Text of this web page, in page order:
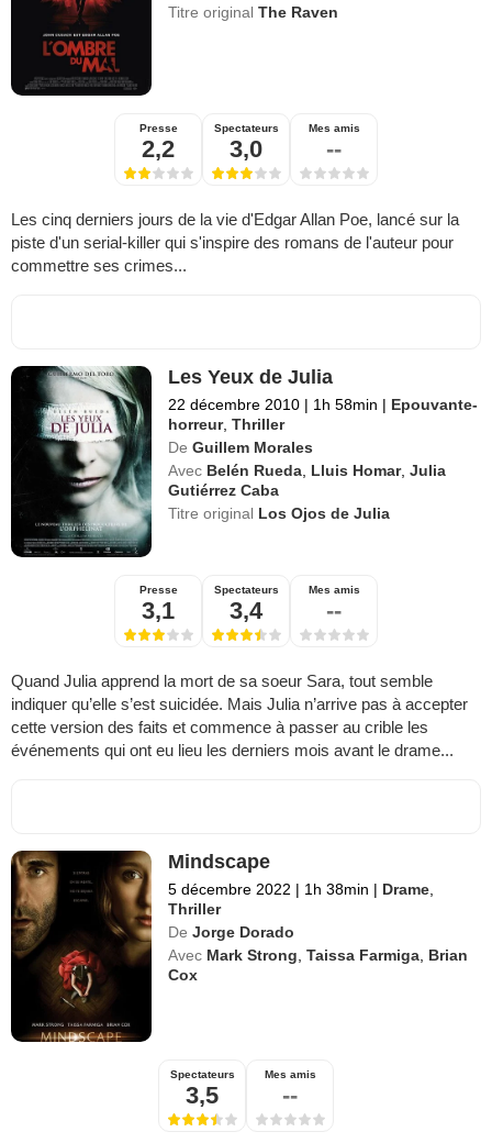
Titre originalThe Raven
Presse
2,2
Spectateurs
3,0
Mes amis
--
Les cinq derniers jours de la vie d'Edgar Allan Poe, lancé sur la
piste d'un serial-killer qui s'inspire des romans de l'auteur pour
commettre ses crimes...
Les Yeux de Julia
22 décembre 2010 | 1h 58min | Epouvante-
horreur,Thriller
De Guillem Morales
Avec Belén Rueda, Lluis Homar,Julia
Gutiérrez Caba
Titre original Los Ojos de Julia
Presse
3,1
Spectateurs
3,4
Mes amis
--
Quand Julia apprend la mort de sa soeur Sara, tout semble
indiquer qu’elle s’est suicidée. Mais Julia n’arrive pas à accepter
cette version des faits et commence à passer au crible les
événements qui ont eu lieu les derniers mois avant le drame...
Mindscape
5 décembre 2022 | 1h 38min | Drame,
Thriller
De Jorge Dorado
Avec Mark Strong,Taissa Farmiga, Brian
Cox
Spectateurs
3,5
Mes amis
--